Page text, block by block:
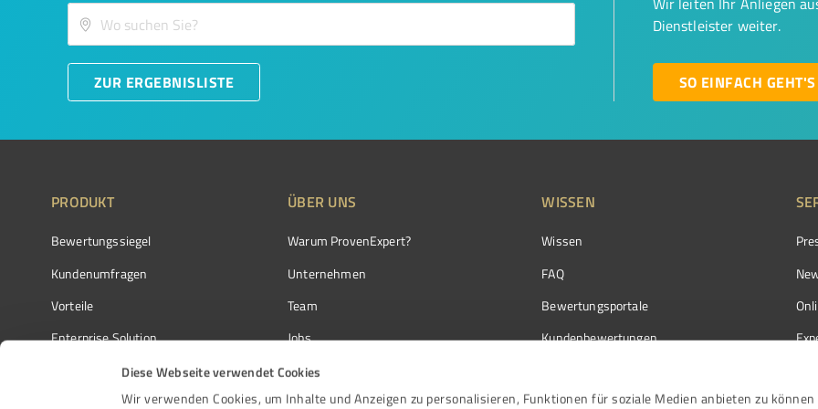
Diese Webseite verwendet Cookies
Wir verwenden Cookies, um Inhalte und Anzeigen zu personalisieren, Funktionen für soziale Medien anbieten zu können
ZUR ERGEBNISLISTE
Dienstleister weiter.
SO EINFACH GEHT'S
PRODUKT
Bewertungssiegel
Kundenumfragen
Vorteile
Enterprise Solution
Partnerprogramm
Auszeichnungen
ÜBER UNS
Warum ProvenExpert?
Unternehmen
Team
Jobs
Kundenstimmen
Kontakt
WISSEN
Wissen
FAQ
Bewertungsportale
Kundenbewertungen
Bewertungs­richtlinien